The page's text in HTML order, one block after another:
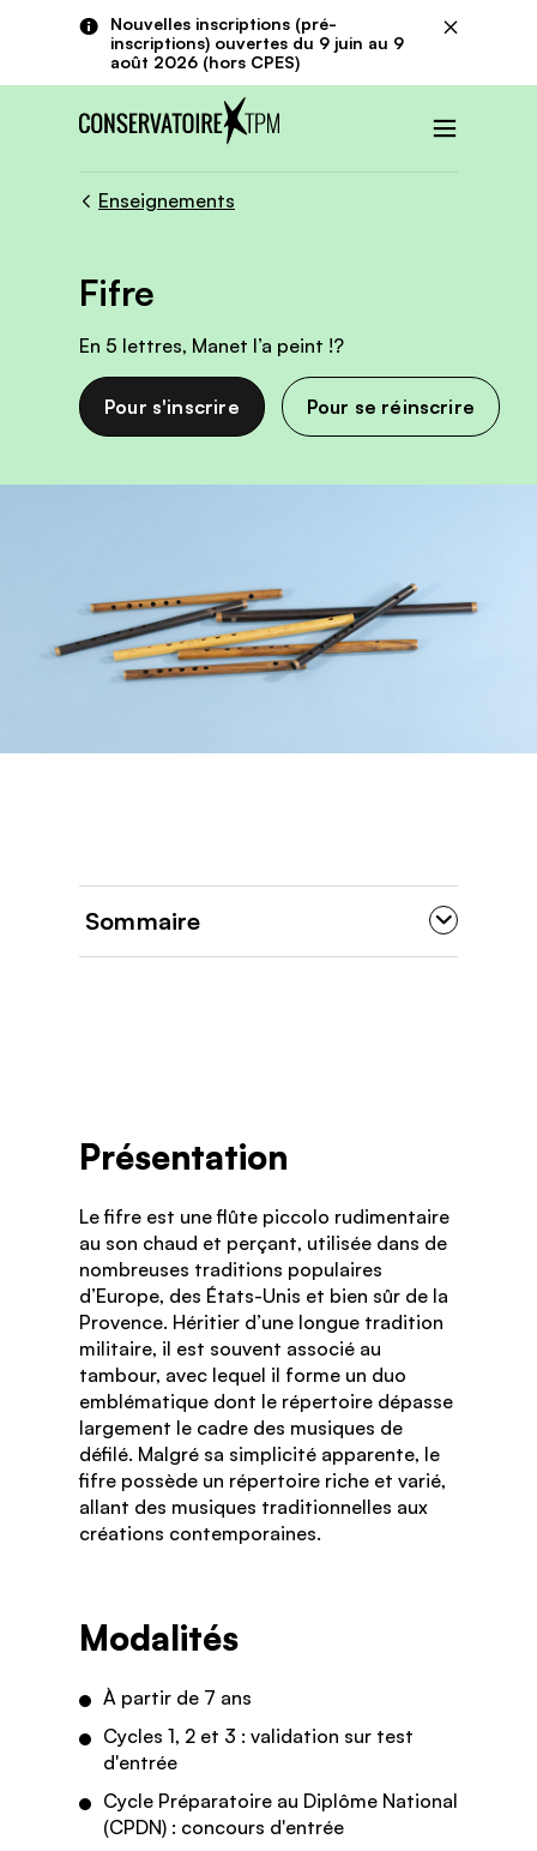
Aller au contenu principalNouvelles inscriptions (pré-
inscriptions) ouvertes du 9 juin au 9
août 2026 (hors CPES)
Fermer
Enseignements
Fifre
En 5 lettres, Manet l’a peint !?
Pour s'inscrire Pour se réinscrire
Sommaire
Présentation
Le fifre est une flûte piccolo rudimentaire
au son chaud et perçant, utilisée dans de
nombreuses traditions populaires
d’Europe, des États-Unis et bien sûr de la
Provence. Héritier d’une longue tradition
militaire, il est souvent associé au
tambour, avec lequel il forme un duo
emblématique dont le répertoire dépasse
largement le cadre des musiques de
défilé. Malgré sa simplicité apparente, le
fifre possède un répertoire riche et varié,
allant des musiques traditionnelles aux
créations contemporaines.
Modalités
À partir de 7 ans
Cycles 1, 2 et 3 : validation sur test
d'entrée
Cycle Préparatoire au Diplôme National
(CPDN) : concours d'entrée
Panneau de gestion des cookies